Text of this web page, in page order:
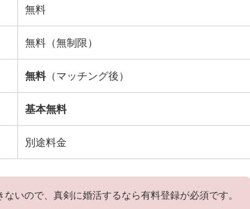
無料
無料（無制限）
無料 （マッチング後）
基本無料
別途料金
いので、真剣に婚活するなら有料登録が必須です。